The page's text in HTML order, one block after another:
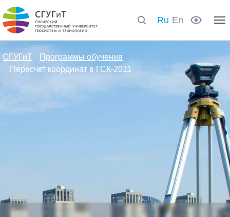
Ru En
СГУГиТ
Программы обучения
Пересчет координат в ГСК-2011